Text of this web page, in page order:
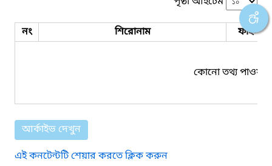
নং শিরোনাম ফাইল
কোনো তথ্য পাওয়া
আর্কাইভ দেখুন
এই কনটেন্টটি শেয়ার করতে ক্লিক করুন